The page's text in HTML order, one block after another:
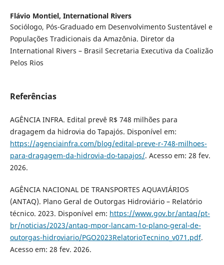
Flávio Montiel, International Rivers
Sociólogo, Pós-Graduado em Desenvolvimento Sustentável e
Populações Tradicionais da Amazônia. Diretor da
International Rivers – Brasil Secretaria Executiva da Coalizão
Pelos Rios
Referências
AGÊNCIA INFRA. Edital prevê R$ 748 milhões para
dragagem da hidrovia do Tapajós. Disponível em:
https://agenciainfra.com/blog/edital-preve-r-748-milhoes-
para-dragagem-da-hidrovia-do-tapajos/. Acesso em: 28 fev.
2026.
AGÊNCIA NACIONAL DE TRANSPORTES AQUAVIÁRIOS
(ANTAQ). Plano Geral de Outorgas Hidroviário – Relatório
técnico. 2023. Disponível em: https://www.gov.br/antaq/pt-
br/noticias/2023/antaq-mpor-lancam-1o-plano-geral-de-
outorgas-hidroviario/PGO2023RelatorioTecnino_v071.pdf.
Acesso em: 28 fev. 2026.